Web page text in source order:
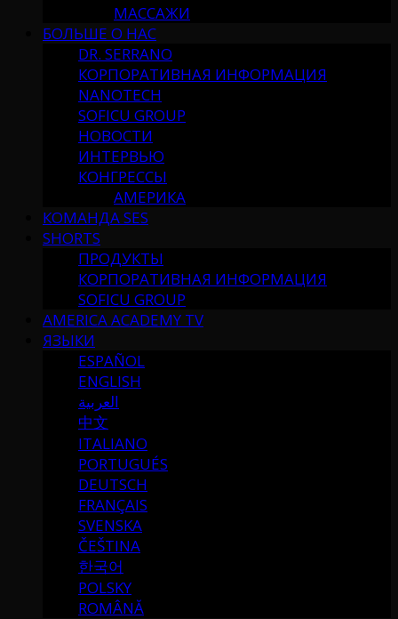
МАССАЖИ
БОЛЬШЕ О НАС
DR. SERRANO
КОРПОРАТИВНАЯ ИНФОРМАЦИЯ
NANOTECH
SOFICU GROUP
НОВОСТИ
ИНТЕРВЬЮ
КОНГРЕССЫ
АМЕРИКА
КОМАНДА SES
SHORTS
ПРОДУКТЫ
КОРПОРАТИВНАЯ ИНФОРМАЦИЯ
SOFICU GROUP
AMERICA ACADEMY TV
ЯЗЫКИ
ESPAÑOL
ENGLISH
العربية
中文
ITALIANO
PORTUGUÉS
DEUTSCH
FRANÇAIS
SVENSKA
ČEŠTINA
한국어
POLSKY
ROMÂNĂ